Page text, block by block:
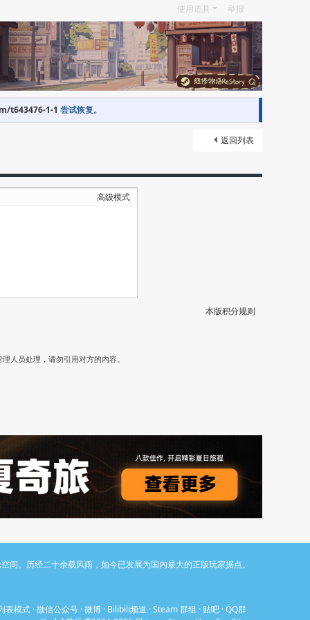
使用道具 举报
t643476-1-1 尝试恢复。
返回列表
高级模式
本版积分规则
人员处理，请勿引用对方的内容。
历经二十余载风雨，如今已发展为国内最大的正版玩家据点。
表模式 ·微信公众号 ·微博 · Bilibili频道 ·Steam 群组 · 贴吧 ·QQ群